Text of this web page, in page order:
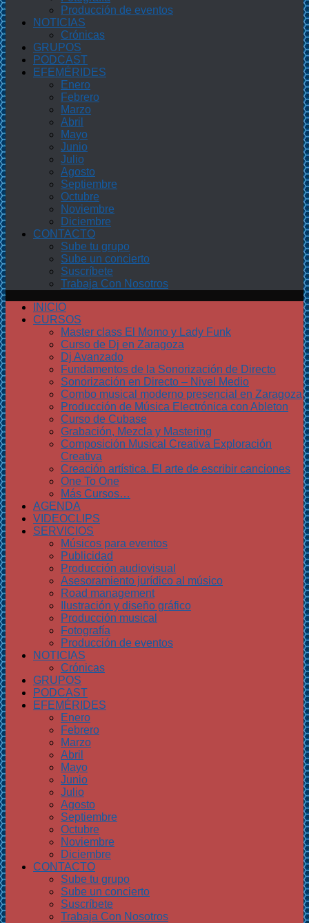
Producción de eventos
NOTICIAS
Crónicas
GRUPOS
PODCAST
EFEMÉRIDES
Enero
Febrero
Marzo
Abril
Mayo
Junio
Julio
Agosto
Septiembre
Octubre
Noviembre
Diciembre
CONTACTO
Sube tu grupo
Sube un concierto
Suscríbete
Trabaja Con Nosotros
INICIO
CURSOS
Master class El Momo y Lady Funk
Curso de Dj en Zaragoza
Dj Avanzado
Fundamentos de la Sonorización de Directo
Sonorización en Directo – Nivel Medio
Combo musical moderno presencial en Zaragoza
Producción de Música Electrónica con Ableton
Curso de Cubase
Grabación, Mezcla y Mastering
Composición Musical Creativa Exploración
Creativa
Creación artística. El arte de escribir canciones
One To One
Más Cursos…
AGENDA
VIDEOCLIPS
SERVICIOS
Músicos para eventos
Publicidad
Producción audiovisual
Asesoramiento jurídico al músico
Road management
Ilustración y diseño gráfico
Producción musical
Fotografía
Producción de eventos
NOTICIAS
Crónicas
GRUPOS
PODCAST
EFEMÉRIDES
Enero
Febrero
Marzo
Abril
Mayo
Junio
Julio
Agosto
Septiembre
Octubre
Noviembre
Diciembre
CONTACTO
Sube tu grupo
Sube un concierto
Suscríbete
Trabaja Con Nosotros